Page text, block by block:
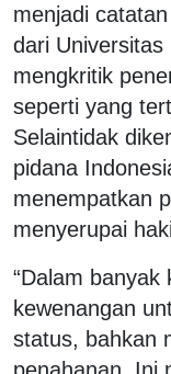
menjadi
dari Universitas
mengkritik
seperti yang
Selaintidak
pidana
menempatkan
menyerupai
“Dalam banyak
kewenangan
status, bahkan